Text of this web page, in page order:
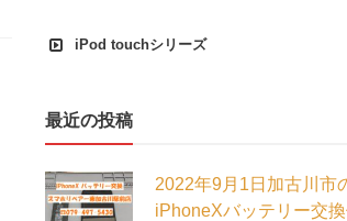
iPod touchシリーズ
最近の投稿
2022年9月1日加古川市
iPhoneXバッテリー交